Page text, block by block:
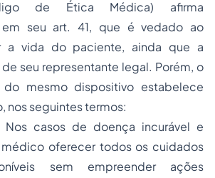
de Ética Médica) afirma
em seu art. 41, que é vedado ao
a vida do paciente, ainda que a
seu representante legal. Porém, o
do mesmo dispositivo estabelece
nos seguintes termos:
Nos casos de doença incurável e
oferecer todos os cuidados
sem empreender ações